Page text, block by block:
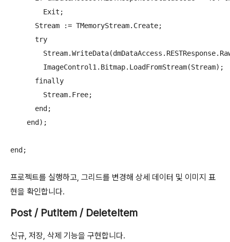
        Exit;
      Stream := TMemoryStream.Create;
      try
        ImageControl1.Bitmap.LoadFromStream(Stream);
      finally
        Stream.Free;
      end;
    end);
end;
프로젝트를 실행하고, 그리드를 변경해 상세 데이터 및 이미지 표
현을 확인합니다.
Post / PutItem / DeleteItem
신규, 저장, 삭제 기능을 구현합니다.